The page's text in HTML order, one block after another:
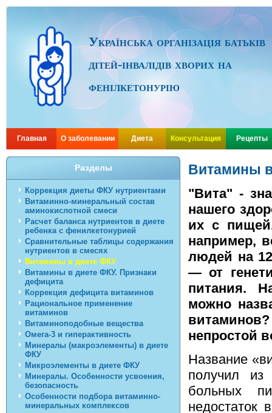
Українська організація батьків
дітей-інвалідів хворих на
фенілкетонурію
Главная О заболевании Диета Консультация Рецепты
Разделы
Коррекция диеты ФКУ нутриентами
Витаминно-минеральный состав
аминокислотной смеси
Расчет баланса нутриентов в диете
ребенка с фенилкетонурией
Сравнительные таблицы содержания
нутриентов в смесях
Витамины в диете ФКУ
Витамины в диете ФКУ. Признаки
дефицита
Коррекция дефицита витаминов
Рациональное применение
витаминов
Витаминоподобные вещества
Омега-3 и гиперактивность
Минералы (макроэлементы) в диете
ФКУ
Микроэлементы в диете ФКУ
Минералы. Особенности усвоения,
безопасность
Особенности подбора витаминно-
минеральных комплексов
Витамины
"Вита" -
нашего
их с
например,
людей на
— от
питания.
можно
непростой
Название
получил из
больных
недостаток